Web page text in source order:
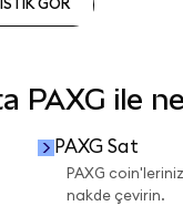
GÖR
PAXG ile
PAXG Sat
PAXG
nakde çevirin.